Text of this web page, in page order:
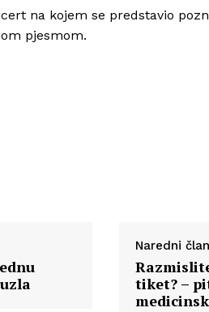
na kojem se predstavio
pjesmom.
Naredni
tiket? –